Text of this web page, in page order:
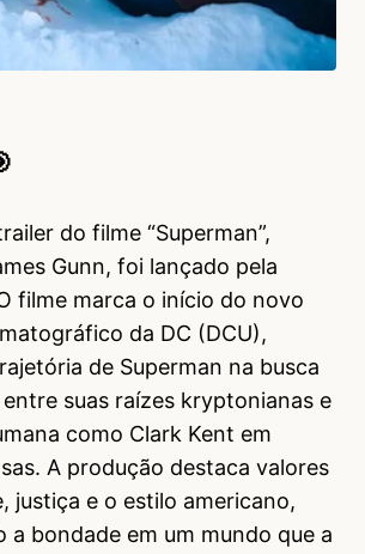
do filme “Superman”,
Gunn, foi lançado pela
filme marca o início do novo
da DC (DCU),
de Superman na busca
suas raízes kryptonianas e
como Clark Kent em
A produção destaca valores
justiça e o estilo americano,
a bondade em um mundo que a